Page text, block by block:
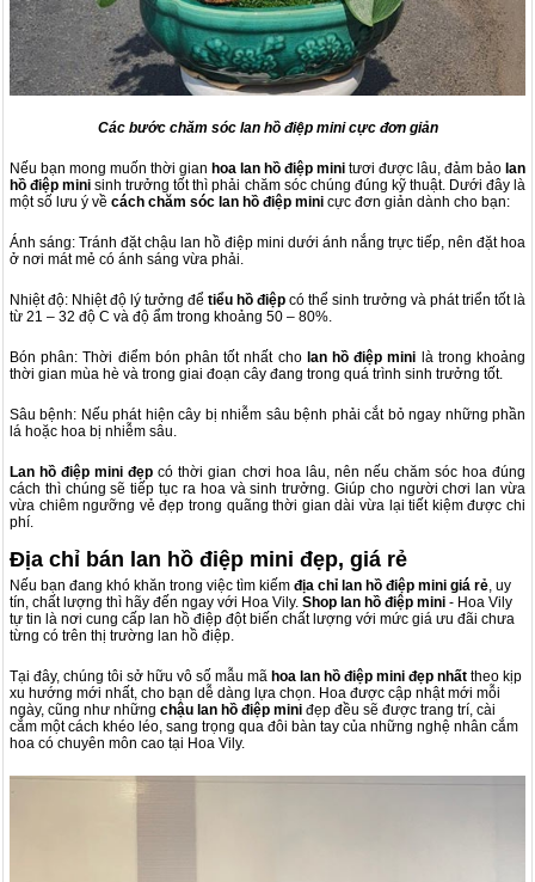
Các bước chăm sóc lan hồ điệp mini cực đơn giản
Nếu bạn mong muốn thời gian hoa lan hồ điệp mini tươi được lâu, đảm bảo lan
hồ điệp minisinh trưởng tốt thì phải chăm sóc chúng đúng kỹ thuật. Dưới đây là
một số lưu ý về cách chăm sóc lan hồ điệp mini cực đơn giản dành cho bạn:
Ánh sáng: Tránh đặt chậu lan hồ điệp mini dưới ánh nắng trực tiếp, nên đặt hoa
ở nơi mát mẻ có ánh sáng vừa phải.
Nhiệt độ: Nhiệt độ lý tưởng để tiểu hồ điệp có thể sinh trưởng và phát triển tốt là
từ 21 – 32 độ C và độ ẩm trong khoảng 50 – 80%.
Bón phân: Thời điểm bón phân tốt nhất cho lan hồ điệp mini là trong khoảng
thời gian mùa hè và trong giai đoạn cây đang trong quá trình sinh trưởng tốt.
Sâu bệnh: Nếu phát hiện cây bị nhiễm sâu bệnh phải cắt bỏ ngay những phần
lá hoặc hoa bị nhiễm sâu.
Lan hồ điệp mini đẹp có thời gian chơi hoa lâu, nên nếu chăm sóc hoa đúng
cách thì chúng sẽ tiếp tục ra hoa và sinh trưởng. Giúp cho người chơi lan vừa
vừa chiêm ngưỡng vẻ đẹp trong quãng thời gian dài vừa lại tiết kiệm được chi
phí.
Địa chỉ bán lan hồ điệp mini đẹp, giá rẻ
Nếu bạn đang khó khăn trong việc tìm kiếm địa chỉ lan hồ điệp mini giá rẻ , uy
tín, chất lượng thì hãy đến ngay với Hoa Vily. Shop lan hồ điệp mini - Hoa Vily
tự tin là nơi cung cấp lan hồ điệp đột biến chất lượng với mức giá ưu đãi chưa
từng có trên thị trường lan hồ điệp.
Tại đây, chúng tôi sở hữu vô số mẫu mã hoa lan hồ điệp mini đẹp nhất theo kịp
xu hướng mới nhất, cho bạn dễ dàng lựa chọn. Hoa được cập nhật mới mỗi
ngày, cũng như những chậu lan hồ điệp mini đẹp đều sẽ được trang trí, cài
cắm một cách khéo léo, sang trọng qua đôi bàn tay của những nghệ nhân cắm
hoa có chuyên môn cao tại Hoa Vily.